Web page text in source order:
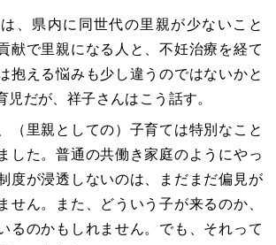
、県内に同世代の里親が少ないこと
献で里親になる人と、不妊治療を経て
抱える悩みも少し違うのではないかと
児だが、祥子さんはこう話す。
（里親としての）子育ては特別なこと
した。普通の共働き家庭のようにやっ
度が浸透しないのは、まだまだ偏見が
せん。また、どういう子が来るのか、
るのかもしれません。でも、それって